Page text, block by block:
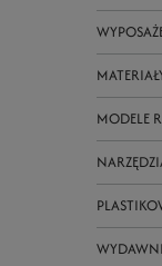
MODELE